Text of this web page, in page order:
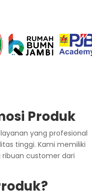
Produk
yang profesional
tinggi. Kami memiliki
customer dari